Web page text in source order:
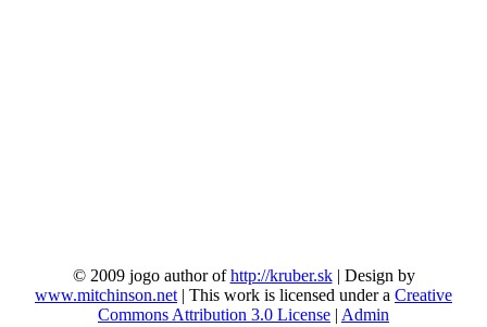
© 2009 jogo author ofhttp://kruber.sk| Design by
www.mitchinson.net | This work is licensed under a Creative
Commons Attribution 3.0 License | Admin